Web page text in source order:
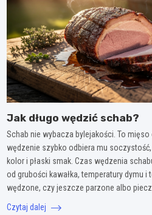
Jak długo wędzić schab?
Schab nie wybacza bylejakości. To mięso
wędzenie szybko odbiera mu
kolor i płaski smak. Czas wędzenia
od grubości kawałka, temperatury dymu
wędzone, czy jeszcze parzone albo
Czytaj dalej